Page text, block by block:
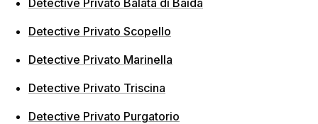
Detective Privato Scopello
Detective Privato Marinella
Detective Privato Triscina
Detective Privato Purgatorio